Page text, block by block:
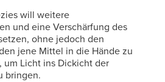
will weitere
und eine Verschärfung des
ohne jedoch den
jene Mittel in die Hände zu
Licht ins Dickicht der
bringen.